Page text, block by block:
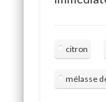
citron
mélasse